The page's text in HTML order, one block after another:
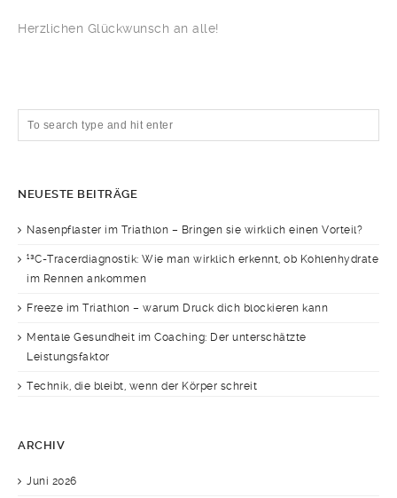
Herzlichen Glückwunsch an alle!
NEUESTE BEITRÄGE
Nasenpflaster im Triathlon – Bringen sie wirklich einen Vorteil?
¹³C-Tracerdiagnostik: Wie man wirklich erkennt, ob Kohlenhydrate
im Rennen ankommen
Freeze im Triathlon – warum Druck dich blockieren kann
Mentale Gesundheit im Coaching: Der unterschätzte
Leistungsfaktor
Technik, die bleibt, wenn der Körper schreit
ARCHIV
Juni 2026